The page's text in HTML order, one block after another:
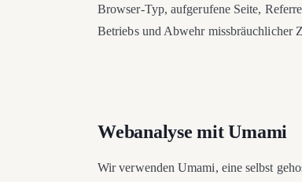
Browser-Typ, aufgerufene Seite,
Betriebs und Abwehr
Webanalyse mit Umami
Wir verwenden Umami, eine selbst